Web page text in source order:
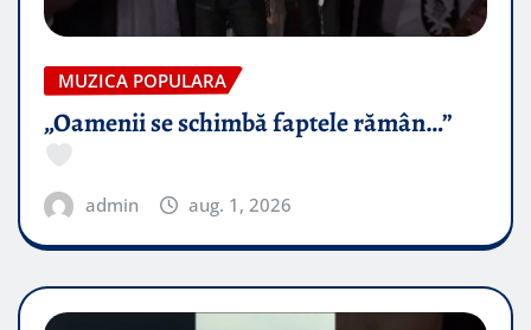
MUZICA POPULARA
„Oamenii se schimbă faptele rămân…”
admin aug. 1, 2026